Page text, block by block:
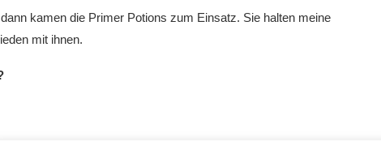
kamen die Primer Potions zum Einsatz. Sie halten meine
mit ihnen.